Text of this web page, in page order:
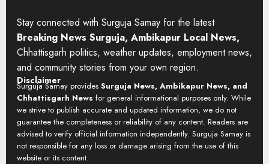
Stay connected with Surguja Samay for the latest
Breaking News Surguja, Ambikapur Local News,
Chhattisgarh politics, weather updates, employment news,
and community stories from your own region.
Disclaimer
Surguja Samay provides Surguja News, Ambikapur News, and
Chhattisgarh News for general informational purposes only. While
we strive to publish accurate and updated information, we do not
guarantee the completeness or reliability of any content. Readers are
advised to verify official information independently. Surguja Samay is
not responsible for any loss or damage arising from the use of this
website or its content.